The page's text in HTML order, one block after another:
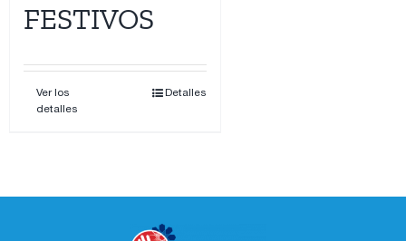
FESTIVOS
Ver los
detalles
Detalles